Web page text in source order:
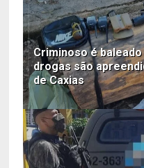
Criminoso é
drogas são
de Caxias